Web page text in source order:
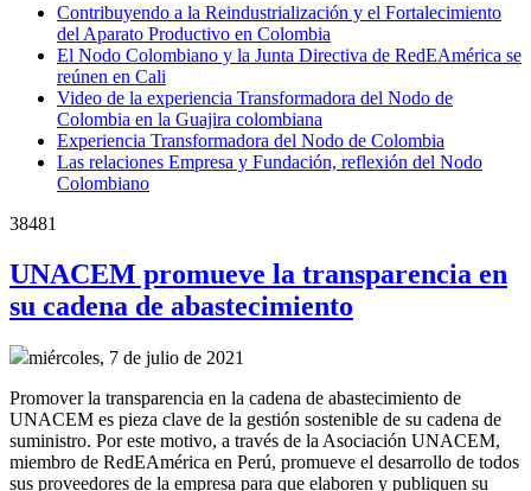
Contribuyendo a la Reindustrialización y el Fortalecimiento
del Aparato Productivo en Colombia
El Nodo Colombiano y la Junta Directiva de RedEAmérica se
reúnen en Cali
Video de la experiencia Transformadora del Nodo de
Colombia en la Guajira colombiana
Experiencia Transformadora del Nodo de Colombia
Las relaciones Empresa y Fundación, reflexión del Nodo
Colombiano
38481
UNACEM promueve la transparencia en
su cadena de abastecimiento
miércoles, 7 de julio de 2021
Promover la transparencia en la cadena de abastecimiento de
UNACEM es pieza clave de la gestión sostenible de su cadena de
suministro. Por este motivo, a través de la Asociación UNACEM,
miembro de RedEAmérica en Perú, promueve el desarrollo de todos
sus proveedores de la empresa para que elaboren y publiquen su